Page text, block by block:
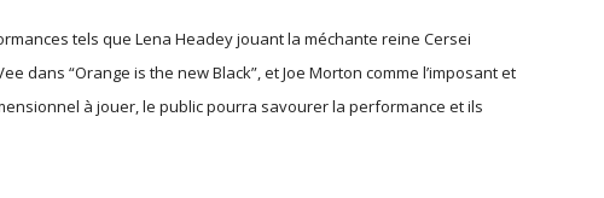
tels que Lena Headey jouant la méchante reine Cersei
dans “Orange is the new Black”, et Joe Morton comme l’imposant et
à jouer, le public pourra savourer la performance et ils